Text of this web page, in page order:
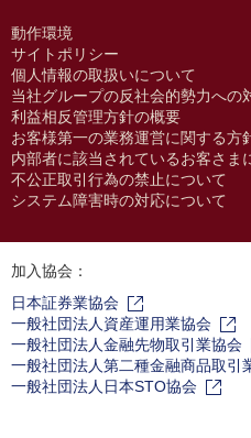
動作環境
サイトポリシー
個人情報の取扱いについて
当社グループの反社会的勢力への
利益相反管理方針の概要
お客様第一の業務運営に関する方
内部者に該当されているお客さま
不公正取引行為の禁止について
システム障害時の対応について
加入協会：
日本証券業協会
一般社団法人資産運用業協会
一般社団法人金融先物取引業協会
一般社団法人第二種金融商品取引
一般社団法人日本STO協会